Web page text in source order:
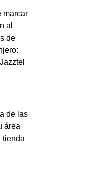
marcar
al
de
de las
área
tienda